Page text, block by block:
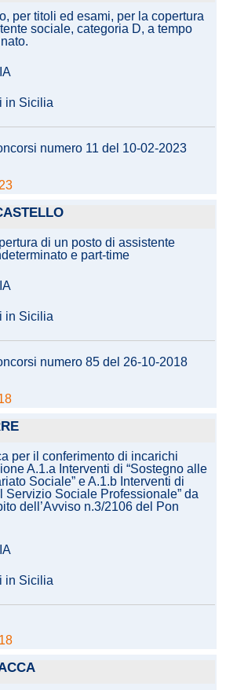
per titoli ed esami, per la copertura
sociale, categoria D, a tempo
in Sicilia
numero 11 del 10-02-2023
di un posto di assistente
e part-time
in Sicilia
numero 85 del 26-10-2018
per il conferimento di incarichi
A.1.a Interventi di “Sostegno alle
Sociale” e A.1.b Interventi di
Servizio Sociale Professionale” da
dell’Avviso n.3/2106 del Pon
in Sicilia